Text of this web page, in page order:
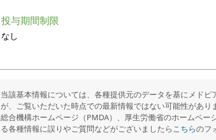
投与期間制限
なし
当該基本情報については、各種提供元のデータを基にメド
が、ご覧いただいた時点での最新情報ではない可能性があ
総合機構ホームページ（PMDA）、厚生労働省のホームペ
る各種情報に誤りやご質問などがございましたらこちらのフ